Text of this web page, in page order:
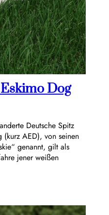
Dog
Deutsche Spitz
(kurz AED), von seinen
genannt, gilt als
jener weißen